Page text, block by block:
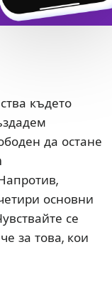
където
да остане
основни
се
за това, кои